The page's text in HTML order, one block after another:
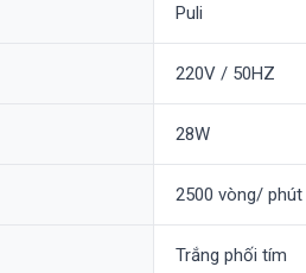
Puli
220V / 50HZ
28W
2500 vòng/ phút
Trắng phối tím